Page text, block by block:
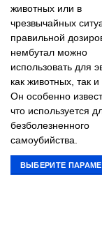
животных или в
чрезвычайных
правильной
нембутал можно
использовать для
как животных, так
Он особенно
что используется
безболезненного
самоубийства.
ВЫБЕРИТЕ